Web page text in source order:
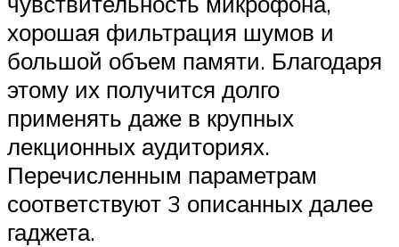
хорошая фильтрация шумов и
большой объем памяти. Благодаря
этому их получится долго
применять даже в крупных
лекционных аудиториях.
Перечисленным параметрам
соответствуют 3 описанных далее
гаджета.